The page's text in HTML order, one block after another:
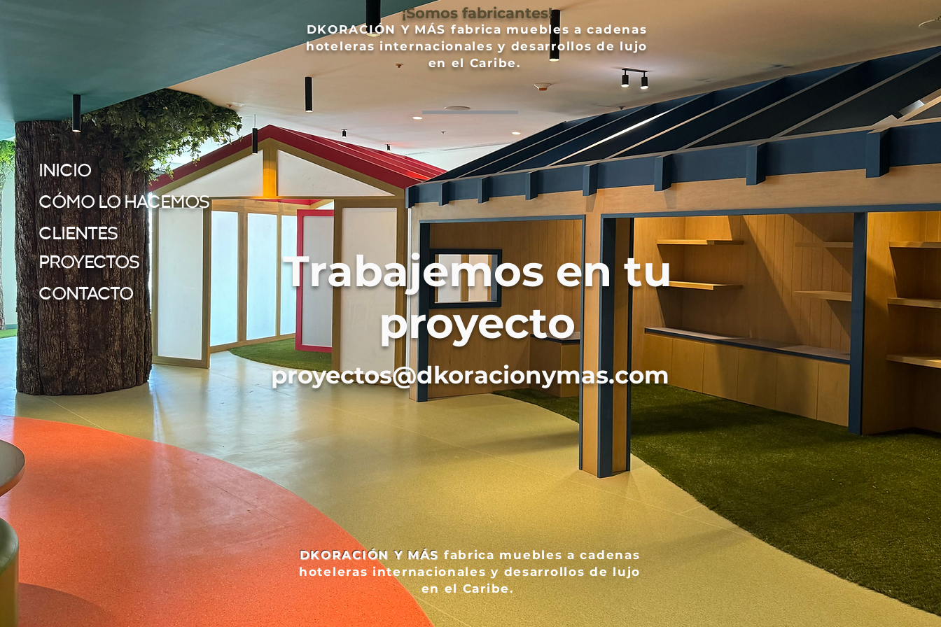
DKORACIÓN Y MÁS fabrica muebles a cadenas
hoteleras internacionales y desarrollos de lujo
en el Caribe.
¡Somos fabricantes!
INICIO
CÓMO LO HACEMOS
CLIENTES
PROYECTOS
CONTACTO
DKORACIÓN Y MÁSfabrica muebles a cadenas
hoteleras internacionales y desarrollos de lujo
en el Caribe.
Trabajemos en tu
proyecto
proyectos@dkoracionymas.com